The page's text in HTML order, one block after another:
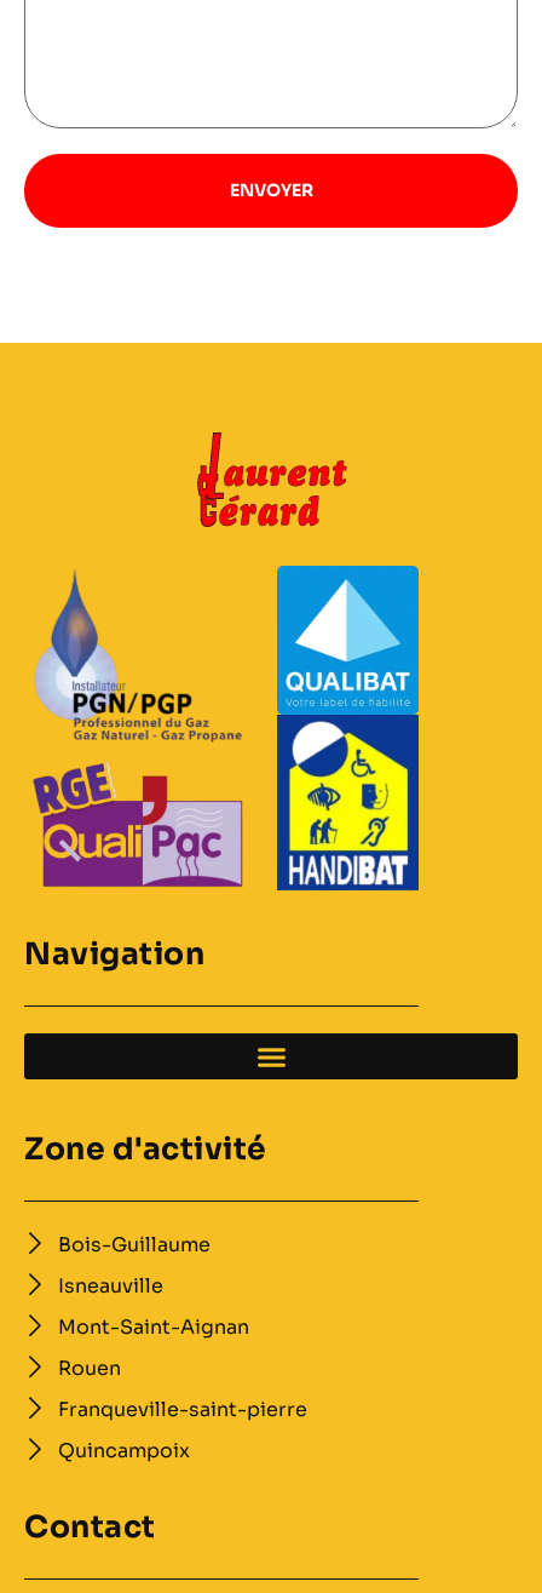
Navigation
Zone d'activité
Bois-Guillaume
Isneauville
Mont-Saint-Aignan
Rouen
Franqueville-saint-pierre
Quincampoix
Contact